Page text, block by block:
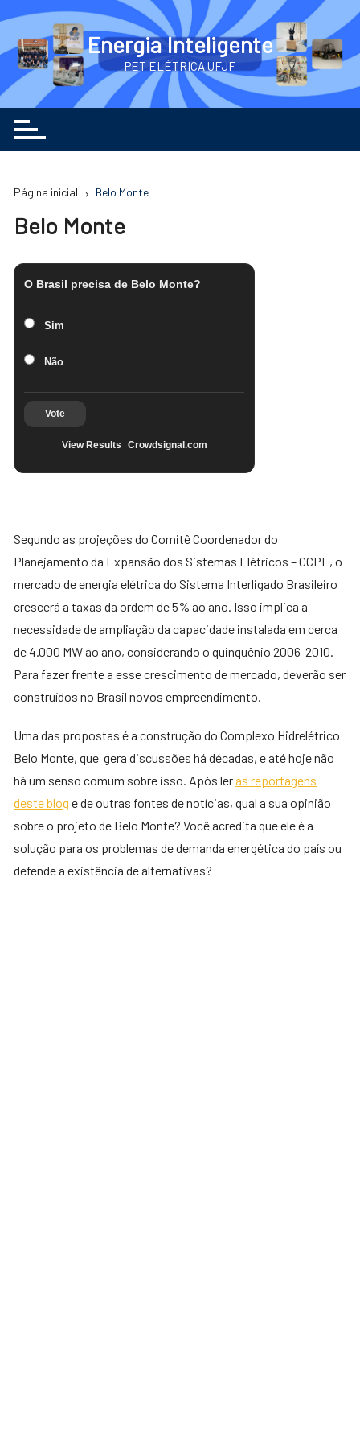
o
conteúdo
Energia Inteligente
PET ELÉTRICA UFJF
Página inicial Belo Monte
Belo Monte
O Brasil precisa de Belo Monte?
Sim
Não
Vote
View Results Crowdsignal.com
Segundo as projeções do Comitê Coordenador do
Planejamento da Expansão dos Sistemas Elétricos – CCPE, o
mercado de energia elétrica do Sistema Interligado Brasileiro
crescerá a taxas da ordem de 5% ao ano. Isso implica a
necessidade de ampliação da capacidade instalada em cerca
de 4.000 MW ao ano, considerando o quinquênio 2006-2010.
Para fazer frente a esse crescimento de mercado, deverão ser
construídos no Brasil novos empreendimento.
Uma das propostas é a construção do Complexo Hidrelétrico
Belo Monte, que gera discussões há décadas, e até hoje não
há um senso comum sobre isso. Após leras reportagens
deste blog e de outras fontes de notícias, qual a sua opinião
sobre o projeto de Belo Monte? Você acredita que ele é a
solução para os problemas de demanda energética do país ou
defende a existência de alternativas?